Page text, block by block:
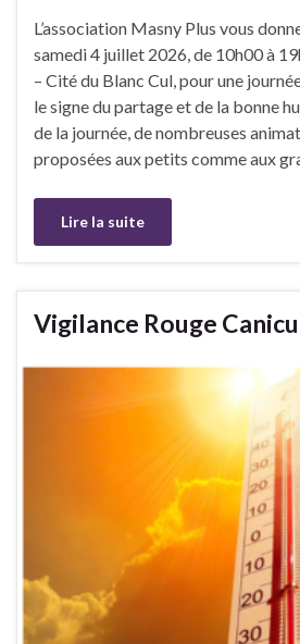
L’association Masny Plus vous
samedi 4 juillet 2026, de 10h00 à
– Cité du Blanc Cul, pour une
le signe du partage et de la bonne
de la journée, de nombreuses
proposées aux petits comme aux
Lire la suite
Vigilance Rouge